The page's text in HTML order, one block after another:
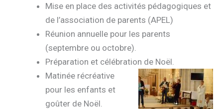
Mise en place des activités pédagogiques et
de l’association de parents (APEL)
Réunion annuelle pour les parents
(septembre ou octobre).
Préparation et célébration de Noël.
Matinée récréative
pour les enfants et
goûter de Noël.